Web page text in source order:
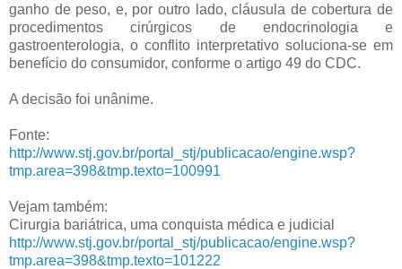
ganho de peso, e, por outro lado, cláusula de cobertura de
procedimentos cirúrgicos de endocrinologia e
gastroenterologia, o conflito interpretativo soluciona-se em
benefício do consumidor, conforme o artigo 49 do CDC.
A decisão foi unânime.
Fonte:
http://www.stj.gov.br/portal_stj/publicacao/engine.wsp?
tmp.area=398&tmp.texto=100991
Vejam também:
Cirurgia bariátrica, uma conquista médica e judicial
http://www.stj.gov.br/portal_stj/publicacao/engine.wsp?
tmp.area=398&tmp.texto=101222